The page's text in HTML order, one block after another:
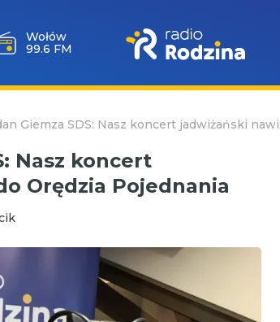
Milicz
88.5 FM
Giemza SDS: Nasz koncert jadwiżański
Nasz koncert
Orędzia Pojednania